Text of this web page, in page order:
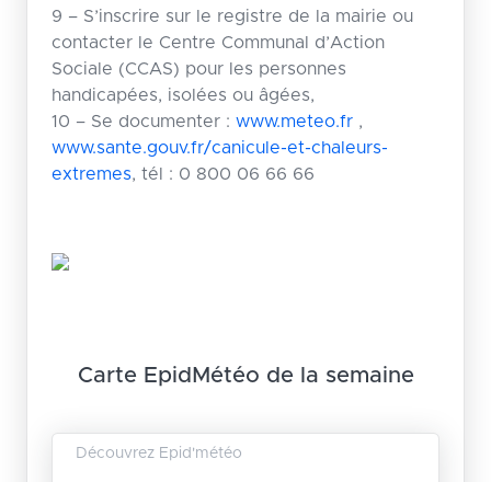
9 – S’inscrire sur le registre de la mairie ou
contacter le Centre Communal d’Action
Sociale (CCAS) pour les personnes
handicapées, isolées ou âgées,
10 – Se documenter : www.meteo.fr,
www.sante.gouv.fr/canicule-et-chaleurs-
extremes, tél : 0 800 06 66 66
Carte EpidMétéo de la semaine
Découvrez Epid'météo